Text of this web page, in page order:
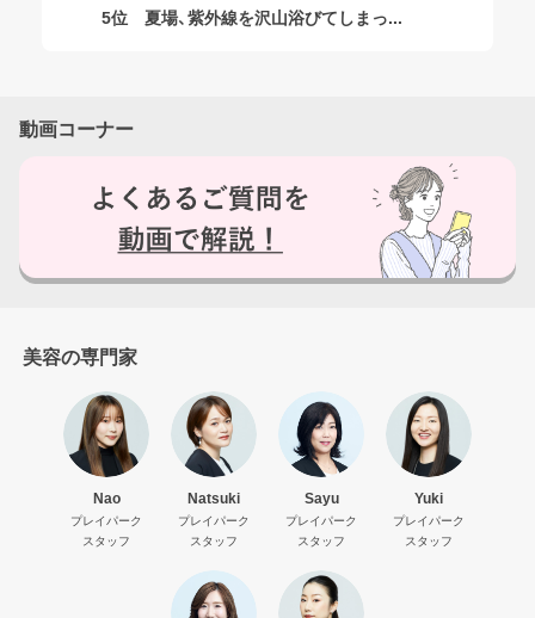
はい
いいえ
5位 夏場、紫外線を沢山浴びてしまっ...
動画コーナー
美容の専門家
Nao
プレイパーク
スタッフ
Natsuki
プレイパーク
スタッフ
Sayu
プレイパーク
スタッフ
Yuki
プレイパーク
スタッフ